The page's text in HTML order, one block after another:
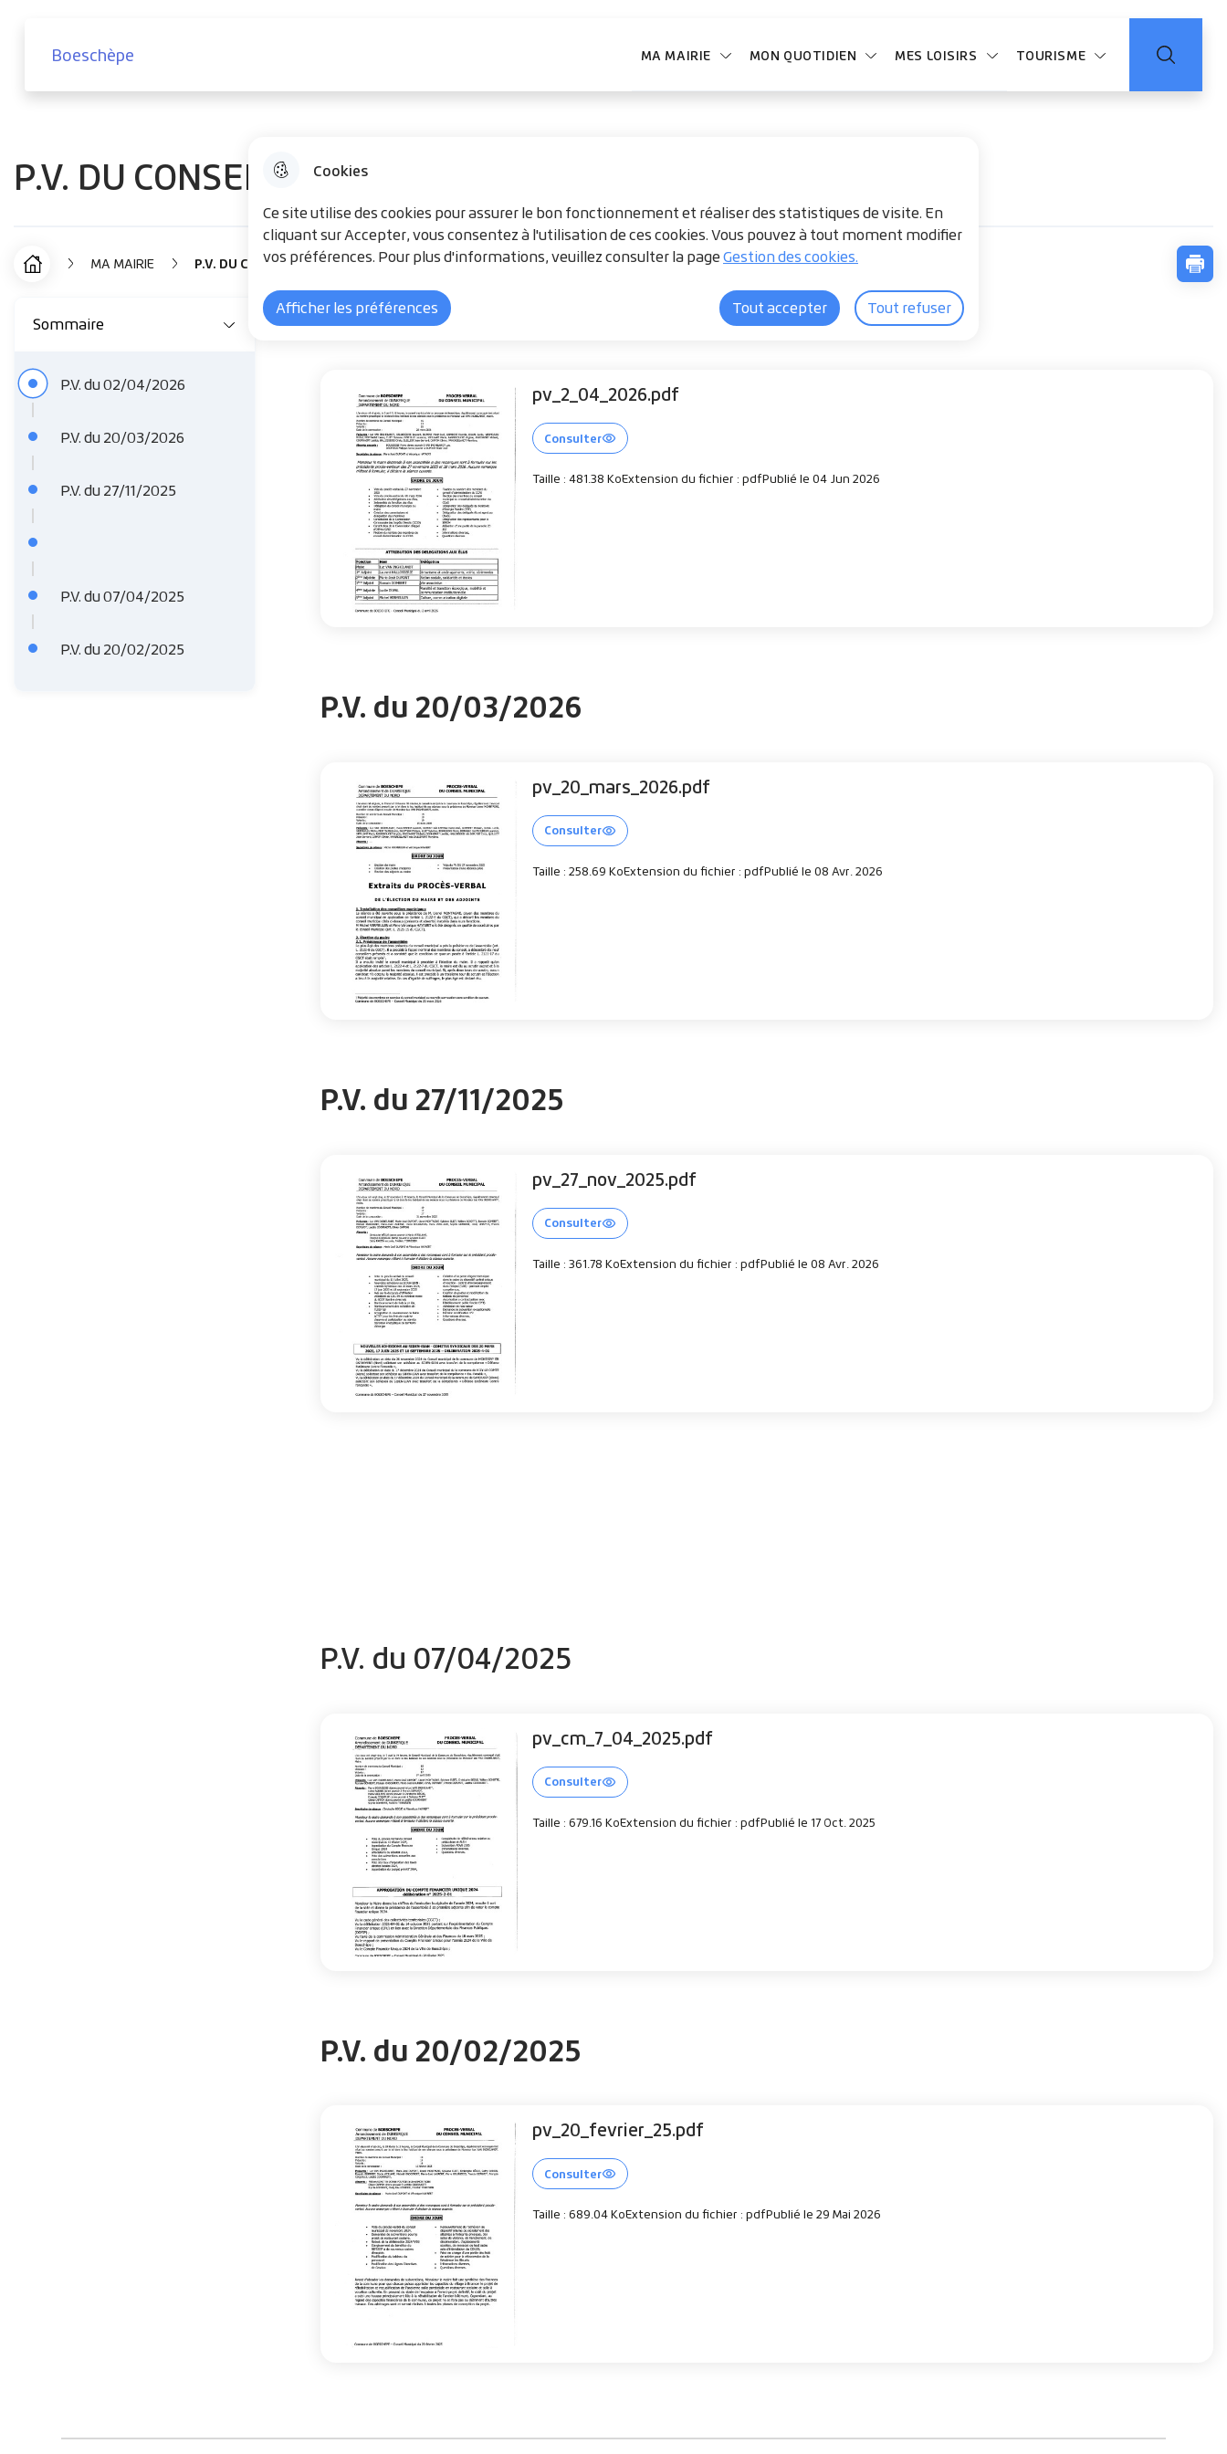
Cookies
Ce site utilise des cookies pour assurer le bon fonctionnement et réaliser des statistiques de visite. En
cliquant sur Accepter, vous consentez à l'utilisation de ces cookies. Vous pouvez à tout moment modifier
vos préférences. Pour plus d'informations, veuillez consulter la pageGestion des cookies.
Afficher les préférences
Tout accepter Tout refuser
Boeschèpe MA MAIRIE MON QUOTIDIEN MES LOISIRS TOURISME
P.V. DU CONSEIL MUNICIPAL
F
d
A
a
n
e
Accueil MA MAIRIE P.V. DU CONSEIL MUNICIPAL
Sommaire
P.V. du 02/04/2026
P.V. du 20/03/2026
P.V. du 27/11/2025
P.V. du 07/04/2025
P.V. du 20/02/2025
P.V. du 02/04/2026
pv_2_04_2026.pdf
Consulter
Taille : 481.38 KoExtension du fichier : pdfPublié le 04 Jun 2026
P.V. du 20/03/2026
pv_20_mars_2026.pdf
Consulter
Taille : 258.69 KoExtension du fichier : pdfPublié le 08 Avr. 2026
P.V. du 27/11/2025
pv_27_nov_2025.pdf
Consulter
Taille : 361.78 KoExtension du fichier : pdfPublié le 08 Avr. 2026
P.V. du 07/04/2025
pv_cm_7_04_2025.pdf
Consulter
Taille : 679.16 KoExtension du fichier : pdfPublié le 17 Oct. 2025
P.V. du 20/02/2025
pv_20_fevrier_25.pdf
Consulter
Taille : 689.04 KoExtension du fichier : pdfPublié le 29 Mai 2026